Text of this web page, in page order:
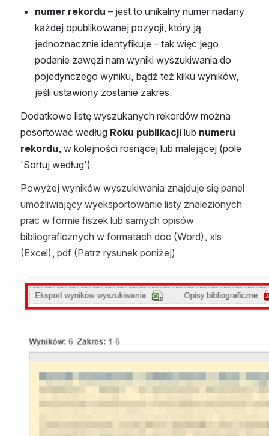
numer rekordu – jest to unikalny numer nadany
każdej opublikowanej pozycji, który ją
jednoznacznie identyfikuje – tak więc jego
podanie zawęzi nam wyniki wyszukiwania do
pojedynczego wyniku, bądź też kilku wyników,
jeśli ustawiony zostanie zakres.
Dodatkowo listę wyszukanych rekordów można
posortować według Roku publikacji lub numeru
rekordu, w kolejności rosnącej lub malejącej (pole
'Sortuj według').
Powyżej wyników wyszukiwania znajduje się panel
umożliwiający wyeksportowanie listy znalezionych
prac w formie fiszek lub samych opisów
bibliograficznych w formatach doc (Word), xls
(Excel), pdf (Patrz rysunek poniżej).
Otwórz